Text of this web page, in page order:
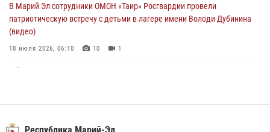
05 августа 2026, 09:44
В Марий Эл сотрудники ОМОН «Таир» Росгвардии провели
патриотическую встречу с детьми в лагере имени Володи Дубинина
(видео)
18 июля 2026, 06:10 10 1
В Марий Эл сотрудники Росгвардии присоединились к масштабной
Республика Марий-Эл